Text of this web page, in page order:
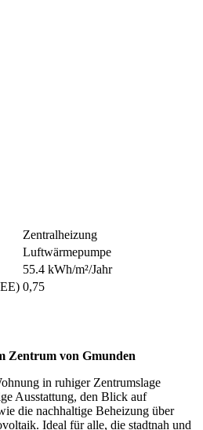
Zentralheizung
Luftwärmepumpe
55.4 kWh/m²/Jahr
0,75
Zentrum von Gmunden
in ruhiger Zentrumslage
Ausstattung, den Blick auf
die nachhaltige Beheizung über
Ideal für alle, die stadtnah und